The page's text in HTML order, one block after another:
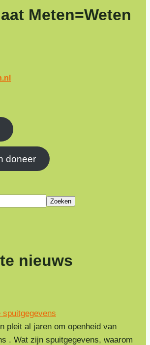
Meten=Weten
doneer
Zoeken
nieuws
spuitgegevens
pleit al jaren om openheid van
. Wat zijn spuitgegevens, waarom